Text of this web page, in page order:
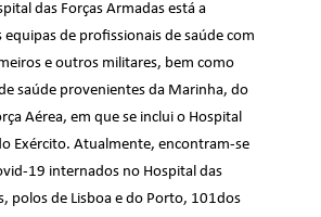
das Forças Armadas está a
equipas de profissionais de saúde com
e outros militares, bem como
saúde provenientes da Marinha, do
Aérea, em que se inclui o Hospital
Exército. Atualmente, encontram-se
19 internados no Hospital das
polos de Lisboa e do Porto, 101dos